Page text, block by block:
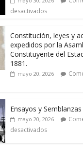
desactivados
Constitución, leyes y
expedidos por la
Constituyente del
1881.
mayo 20, 2026
Ensayos y Semblanzas
mayo 20, 2026
desactivados